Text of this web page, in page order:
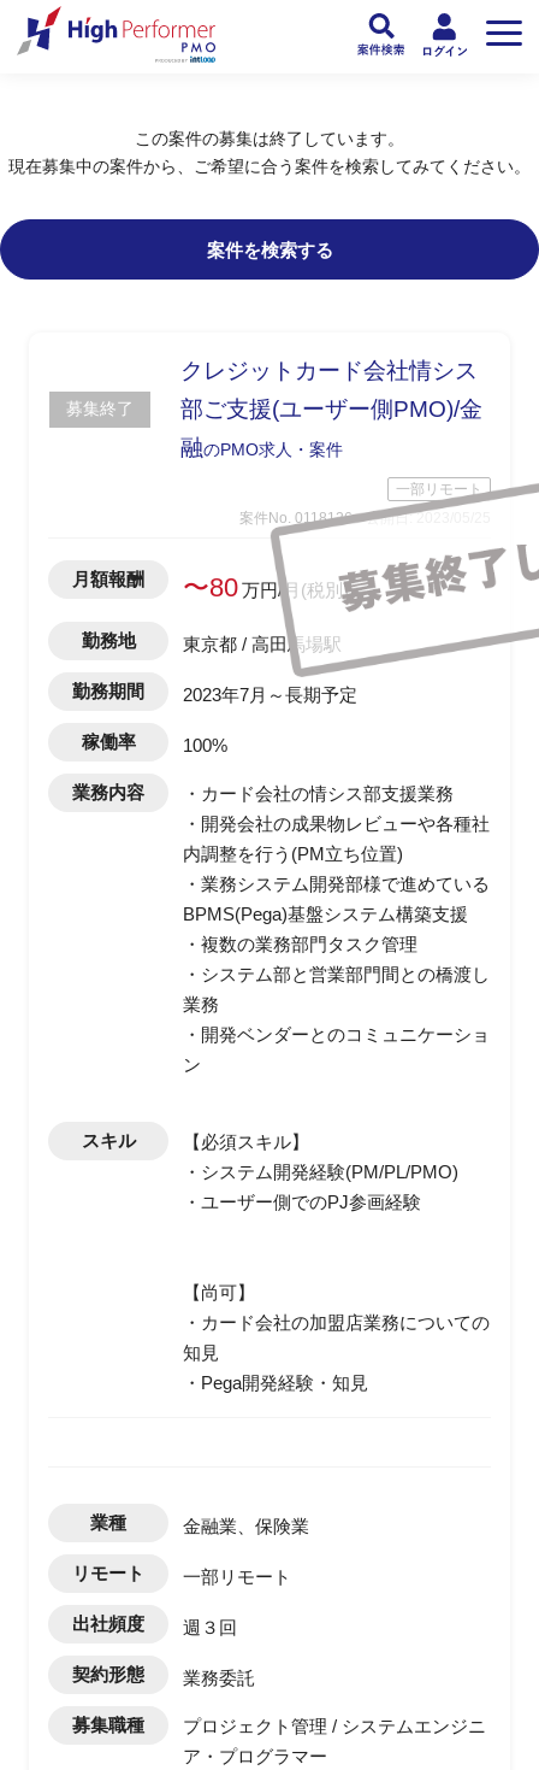
この案件の募集は終了しています。
現在募集中の案件から、ご希望に合う案件を検索してみてください。
案件を検索する
募集終了
クレジットカード会社情シス
部ご支援(ユーザー側PMO)/金
融のPMO求人・案件
一部リモート
案件No. 0118126 公開日: 2023/05/25
月額報酬 〜80万円/月(税別)
勤務地 東京都 / 高田馬場駅
勤務期間 2023年7月～長期予定
稼働率 100%
業務内容
・カード会社の情シス部支援業務
・開発会社の成果物レビューや各種社
内調整を行う(PM立ち位置)
・業務システム開発部様で進めている
BPMS(Pega)基盤システム構築支援
・複数の業務部門タスク管理
・システム部と営業部門間との橋渡し
業務
・開発ベンダーとのコミュニケーショ
ン
スキル
【必須スキル】
・システム開発経験(PM/PL/PMO)
・ユーザー側でのPJ参画経験
【尚可】
・カード会社の加盟店業務についての
知見
・Pega開発経験・知見
業種 金融業、保険業
リモート 一部リモート
出社頻度 週３回
契約形態 業務委託
募集職種
プロジェクト管理 / システムエンジニ
ア・プログラマー